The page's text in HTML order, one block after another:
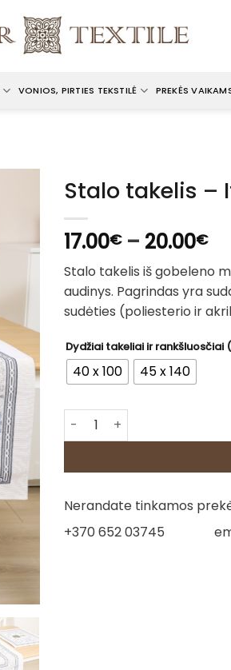
VONIOS, PIRTIES TEKSTILĖ PREKĖS
Stalo takelis –
17.00€ – 20.00€
Stalo takelis iš gobeleno
audinys. Pagrindas yra
sudėties (poliesterio ir
Dydžiai takeliai ir rankšluosčiai
40 x 100 45 x 140
produkto kiekis: Stalo
Nerandate tinkamos
+370 652 03745